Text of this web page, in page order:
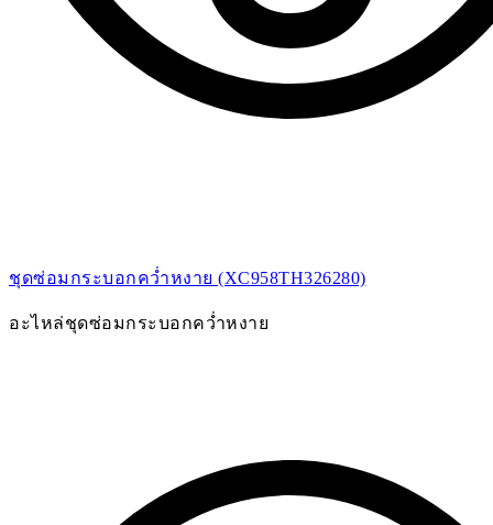
ชุดซ่อมกระบอกคว่ำหงาย (XC958TH326280)
อะไหล่ชุดซ่อมกระบอกคว่ำหงาย